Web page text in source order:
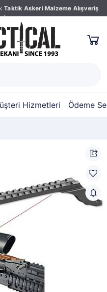
Taktik Askeri Malzeme Alışveriş
Hizmetleri Ödeme